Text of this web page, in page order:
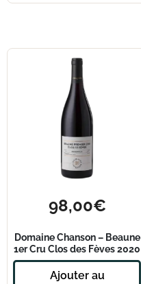
98,00€
Domaine Chanson – Beaune
1er Cru Clos des Fèves 2020
Ajouter au